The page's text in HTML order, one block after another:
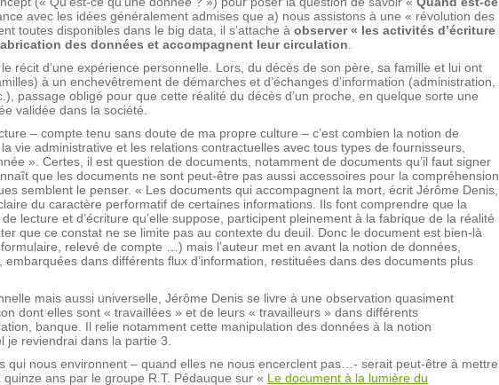
avec les idées généralement admises que a) nous assistons à une « révolution des
toutes disponibles dans le big data, il s’attache à observer « les activités d’écriture
des données et accompagnent leur circulation
récit d’une expérience personnelle. Lors, du décès de son père, sa famille et lui ont
à un enchevêtrement de démarches et d’échanges d’information (administration,
passage obligé pour que cette réalité du décès d’un proche, en quelque sorte une
validée dans la société.
– compte tenu sans doute de ma propre culture – c’est combien la notion de
vie administrative et les relations contractuelles avec tous types de fournisseurs,
». Certes, il est question de documents, notamment de documents qu’il faut signer
que les documents ne sont peut-être pas aussi accessoires pour la compréhension
semblent le penser. « Les documents qui accompagnent la mort, écrit Jérôme Denis,
du caractère performatif de certaines informations. Ils font comprendre que la
lecture et d’écriture qu’elle suppose, participent pleinement à la fabrique de la réalité
que ce constat ne se limite pas au contexte du deuil. Donc le document est bien-là
relevé de compte …) mais l’auteur met en avant la notion de données,
dans différents flux d’information, restituées dans des documents plus
mais aussi universelle, Jérôme Denis se livre à une observation quasiment
dont elles sont « travaillées » et de leurs « travailleurs » dans différents
banque. Il relie notamment cette manipulation des données à la notion
je reviendrai dans la partie 3.
qui nous environnent – quand elles ne nous encerclent pas…- serait peut-être à mettre
ans par le groupe R.T. Pédauque sur « Le document à la lumière du